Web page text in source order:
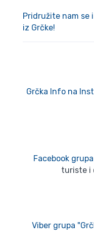
Pridružite nam se
iz Grčke!
Grčka Info na
Facebook
turiste i
Viber grupa